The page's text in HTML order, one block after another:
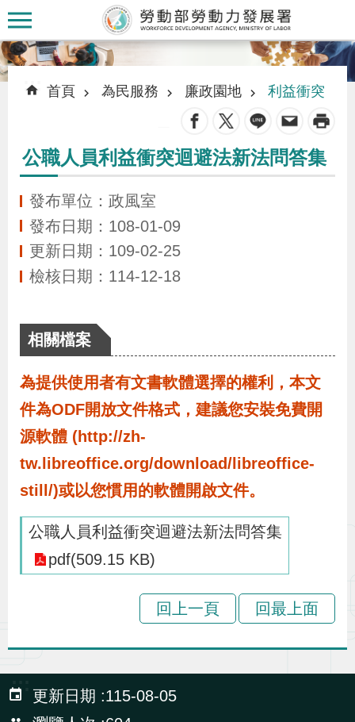
跳到主要內容區塊
認
識
本
署
發
為
民
服
務
線
上
申
:::
::: 首頁 為民服務 廉政園地 利益衝突
公職人員利益衝突迴避法新法問答集
發布單位：政風室
發布日期：108-01-09
更新日期：109-02-25
檢核日期：114-12-18
相關檔案
為提供使用者有文書軟體選擇的權利，本文
件為ODF開放文件格式，建議您安裝免費開
源軟體 (http://zh-
tw.libreoffice.org/download/libreoffice-
still/)或以您慣用的軟體開啟文件。
公職人員利益衝突迴避法新法問答集
pdf(509.15 KB)
回上一頁 回最上面
:::
更新日期
115-08-05